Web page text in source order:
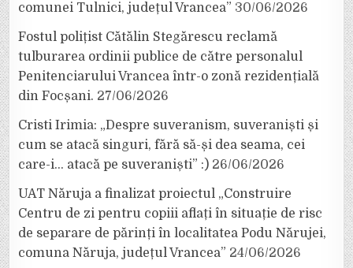
comunei Tulnici, județul Vrancea” 30/06/2026
Fostul polițist Cătălin Stegărescu reclamă
tulburarea ordinii publice de către personalul
Penitenciarului Vrancea într-o zonă rezidențială
din Focșani. 27/06/2026
Cristi Irimia: „Despre suveranism, suveraniști și
cum se atacă singuri, fără să-și dea seama, cei
care-i… atacă pe suveraniști” :) 26/06/2026
UAT Năruja a finalizat proiectul „Construire
Centru de zi pentru copiii aflați în situație de risc
de separare de părinți în localitatea Podu Nărujei,
comuna Năruja, județul Vrancea” 24/06/2026